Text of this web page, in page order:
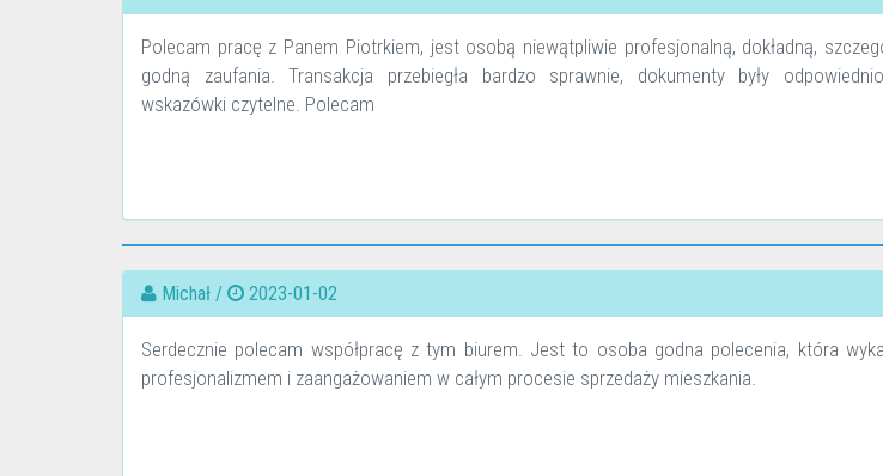
Polecam pracę z Panem Piotrkiem, jest osobą niewątpliwie profesjonalną, dokładną,
godną zaufania. Transakcja przebiegła bardzo sprawnie, dokumenty były
wskazówki czytelne. Polecam
Michał / 2023-01-02
Serdecznie polecam współpracę z tym biurem. Jest to osoba godna polecenia, która
profesjonalizmem i zaangażowaniem w całym procesie sprzedaży mieszkania.